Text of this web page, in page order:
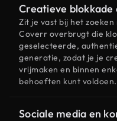
Creatieve blokkade
Zit je vast bij het
Coverr overbrugt die
geselecteerde,
generatie, zodat je je
vrijmaken en binnen
behoeften kunt voldoen.
Sociale media en